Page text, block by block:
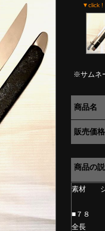
▼click !
※サムネ
商品名
販売価格
商品の
素材 ジ
■７８
全